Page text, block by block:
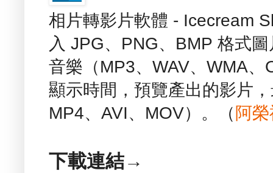
相片轉影片軟體 - Icecream
入 JPG、PNG、BMP 格式
音樂（MP3、WAV、WMA
顯示時間，預覽產出的影片
MP4、AVI、MOV）。（ 阿
下載連結→